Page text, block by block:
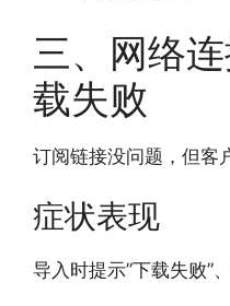
三、网络
载失败
订阅链接没问题，但客
症状表现
导入时提示”下载失败”